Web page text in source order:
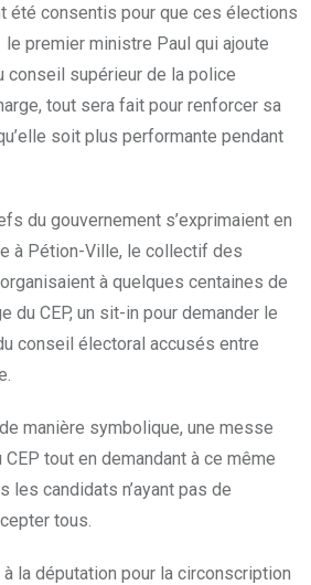
été consentis pour que ces élections
premier ministre Paul qui ajoute
conseil supérieur de la police
tout sera fait pour renforcer sa
soit plus performante pendant
du gouvernement s’exprimaient en
à Pétion-Ville, le collectif des
à quelques centaines de
du CEP, un sit-in pour demander le
conseil électoral accusés entre
manière symbolique, une messe
tout en demandant à ce même
les candidats n’ayant pas de
tous.
la députation pour la circonscription